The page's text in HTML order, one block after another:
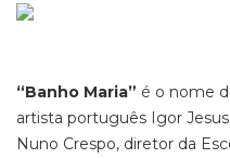
“Banho Maria” é o nome
artista português Igor
Nuno Crespo, diretor da